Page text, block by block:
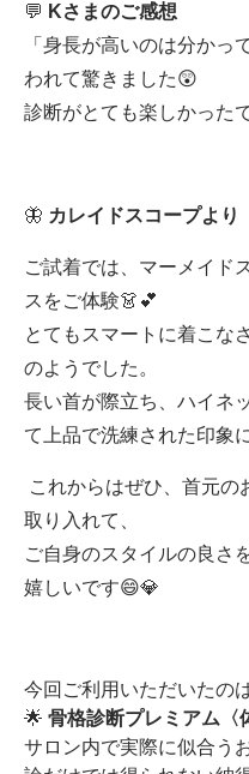
💬 Kさまのご感想
「身長が高いのは分かっ
われて驚きました😲
診断がとても楽しかったで
🦋 カレイドスコープより
ご試着では、マーメイド
スをご体験👗💕
とてもスマートに着こな
のようでした。
長い首が際立ち、ハイネ
て上品で洗練された印象
これからはぜひ、首元の
取り入れて、
ご自身のスタイルの良さ
嬉しいです😄💎
今回ご利用いただいたの
🌟 骨格診断プレミアム〈
サロン内で実際に似合う